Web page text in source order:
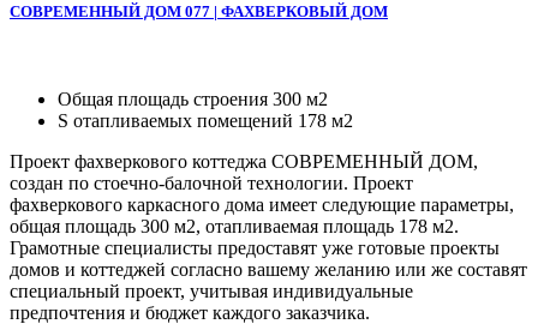
СОВРЕМЕННЫЙ ДОМ 077 | ФАХВЕРКОВЫЙ ДОМ
Общая площадь строения 300 м2
S отапливаемых помещений 178 м2
Проект фахверкового коттеджа СОВРЕМЕННЫЙ ДОМ,
создан по стоечно-балочной технологии. Проект
фахверкового каркасного дома имеет следующие параметры,
общая площадь 300 м2, отапливаемая площадь 178 м2.
Грамотные специалисты предоставят уже готовые проекты
домов и коттеджей согласно вашему желанию или же составят
специальный проект, учитывая индивидуальные
предпочтения и бюджет каждого заказчика.